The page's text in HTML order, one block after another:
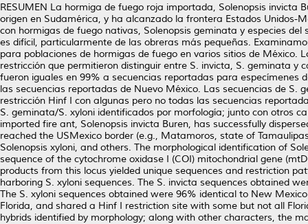
RESUMEN La hormiga de fuego roja importada, Solenopsis invicta
origen en Sudamérica, y ha alcanzado la frontera Estados Unidos-
con hormigas de fuego nativas, Solenopsis geminata y especies
es difícil, particularmente de las obreras más pequeñas.
para poblaciones de hormigas de fuego en varios sitios de México.
restricción que permitieron distinguir entre S. invicta, S. geminata y
fueron iguales en 99% a secuencias reportadas para especímenes
las secuencias reportadas de Nuevo México. Las secuencias de
restricción Hinf I con algunas pero no todas las secuencias
S. geminata/S. xyloni identificados por morfología; junto con otros
imported fire ant, Solenopsis invicta Buren, has successfully
reached the USMexico border (e.g., Matamoros, state of
Solenopsis xyloni, and others. The morphological identification of
sequence of the cytochrome oxidase I (COI) mitochondrial gene
products from this locus yielded unique sequences and restriction
harboring S. xyloni sequences. The S. invicta sequences obtained
The S. xyloni sequences obtained were 96% identical to New
Florida, and shared a Hinf I restriction site with some but not all
hybrids identified by morphology; along with other characters, the